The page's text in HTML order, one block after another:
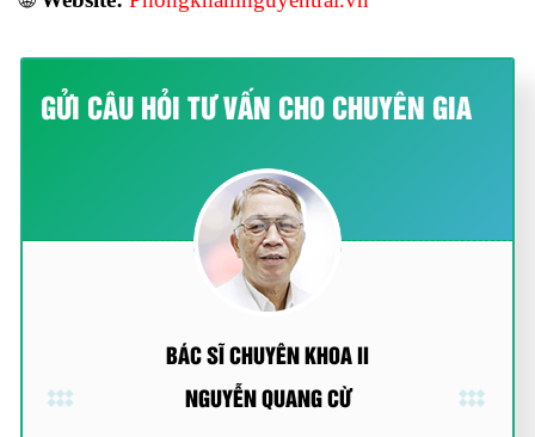
GỬI CÂU HỎI TƯ VẤN CHO CHUYÊN GIA
BÁC SĨ CHUYÊN KHOA II
NGUYỄN QUANG CỪ